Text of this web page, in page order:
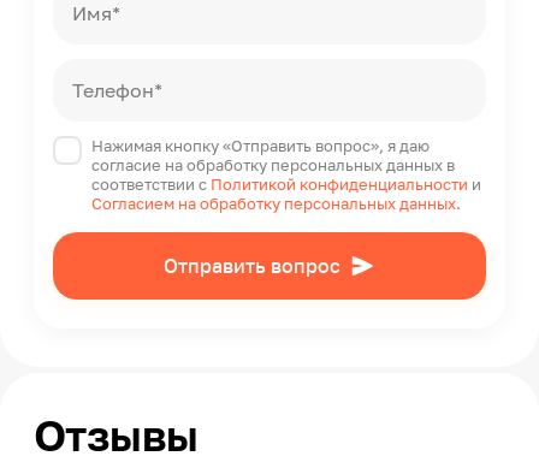
Имя*
Телефон*
Нажимая кнопку «Отправить вопрос», я даю
согласие на обработку персональных данных в
соответствии с Политикой конфиденциальности и
Согласием на обработку персональных данных.
Отправить вопрос
Отзывы